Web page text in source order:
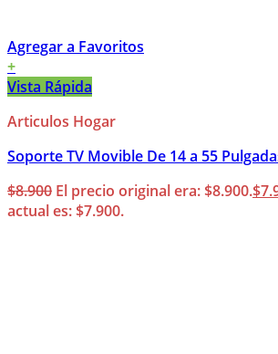
Agregar a Favoritos
+
Vista Rápida
Articulos Hogar
Soporte TV Movible De 14 a 55
$8.900 El precio original era: $8.900.$
actual es: $7.900.